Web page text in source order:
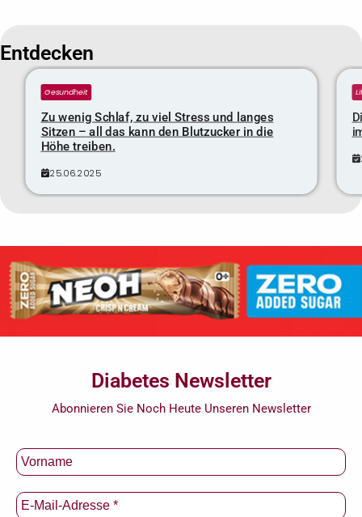
Entdecken
Gesundheit
Zu wenig Schlaf, zu viel Stress und langes
Sitzen – all das kann den Blutzucker in die
Höhe treiben.
25.06.2025
Diabetes Newsletter
Abonnieren Sie Noch Heute Unseren Newsletter